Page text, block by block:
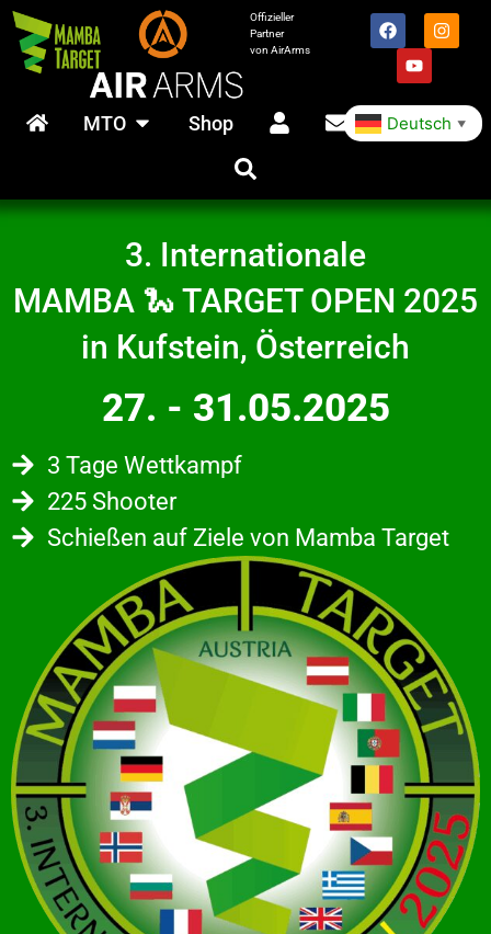
Offizieller
Partner
von AirArms
Deutsch ▼
MTO Shop
3. Internationale
MAMBA 🐍 TARGET OPEN 2025
in Kufstein, Österreich
27. - 31.05.2025
3 Tage Wettkampf
225 Shooter
Schießen auf Ziele von Mamba Target